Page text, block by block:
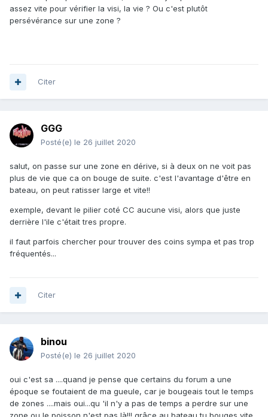
assez vite pour vérifier la visi, la vie ? Ou c'est plutôt
persévérance sur une zone ?
Citer
GGG
Posté(e) le 26 juillet 2020
salut, on passe sur une zone en dérive, si à deux on ne voit pas
plus de vie que ca on bouge de suite. c'est l'avantage d'être en
bateau, on peut ratisser large et vite!!
exemple, devant le pilier coté CC aucune visi, alors que juste
derrière l'ile c'était tres propre.
il faut parfois chercher pour trouver des coins sympa et pas trop
fréquentés...
Citer
binou
Posté(e) le 26 juillet 2020
oui c'est sa ....quand je pense que certains du forum a une
époque se foutaient de ma gueule, car je bougeais tout le temps
de zones ....mais oui...qu 'il n'y a pas de temps a perdre sur une